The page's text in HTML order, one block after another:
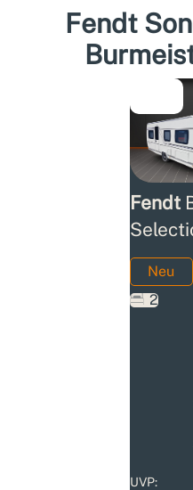
Fendt
Fendt
SG SIE
5.118,-
Neu
2
UVP: